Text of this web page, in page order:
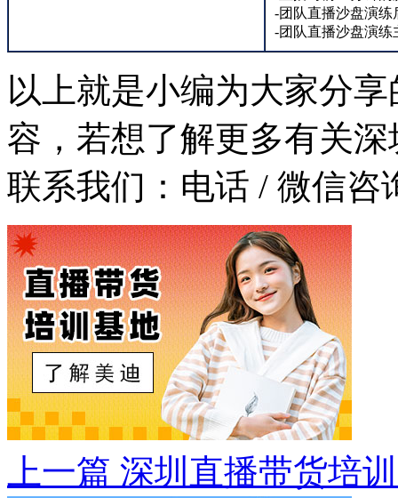
-团队直播沙盘演练
-团队直播沙盘演练
以上就是小编为大家分
容，若想了解更多有关
联系我们： 电话 / 微信咨
上一篇 深圳直播带货培